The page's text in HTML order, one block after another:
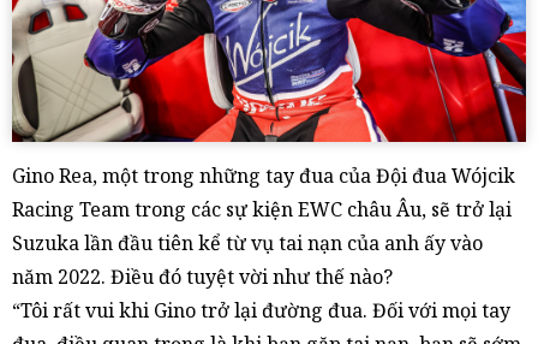
Gino Rea, một trong những tay đua của Đội đua Wójcik
Racing Team trong các sự kiện EWC châu Âu, sẽ trở lại
Suzuka lần đầu tiên kể từ vụ tai nạn của anh ấy vào
năm 2022. Điều đó tuyệt vời như thế nào?
“Tôi rất vui khi Gino trở lại đường đua. Đối với mọi tay